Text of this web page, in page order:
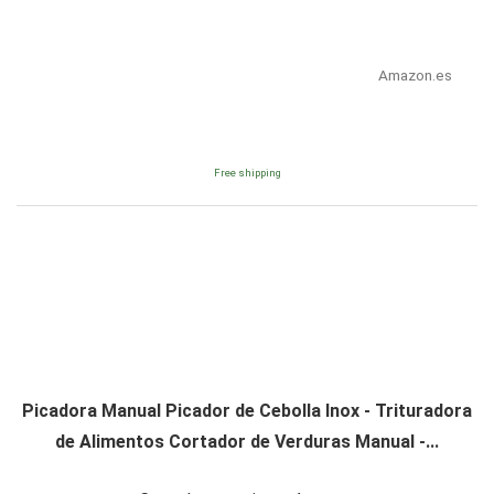
Amazon.es
Free shipping
Picadora Manual Picador de Cebolla Inox - Trituradora
de Alimentos Cortador de Verduras Manual -...